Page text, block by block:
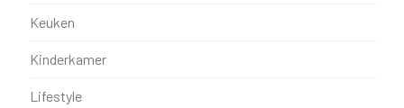
Keuken
Kinderkamer
Lifestyle